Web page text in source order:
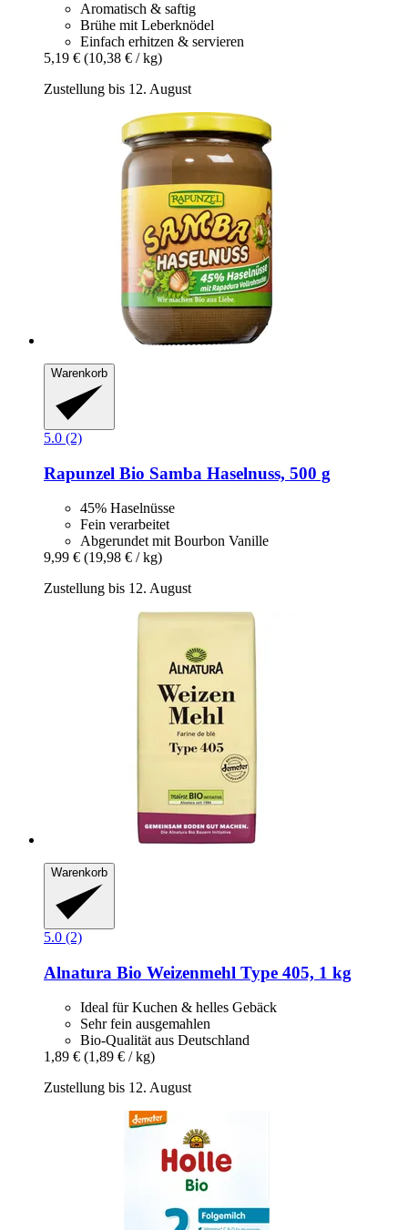
Aromatisch & saftig
Brühe mit Leberknödel
Einfach erhitzen & servieren
5,19 € (10,38 € / kg)
Zustellung bis 12. August
Warenkorb
5.0 (2)
Rapunzel Bio Samba Haselnuss, 500 g
45% Haselnüsse
Fein verarbeitet
Abgerundet mit Bourbon Vanille
9,99 € (19,98 € / kg)
Zustellung bis 12. August
Warenkorb
5.0 (2)
Alnatura Bio Weizenmehl Type 405, 1 kg
Ideal für Kuchen & helles Gebäck
Sehr fein ausgemahlen
Bio-Qualität aus Deutschland
1,89 € (1,89 € / kg)
Zustellung bis 12. August